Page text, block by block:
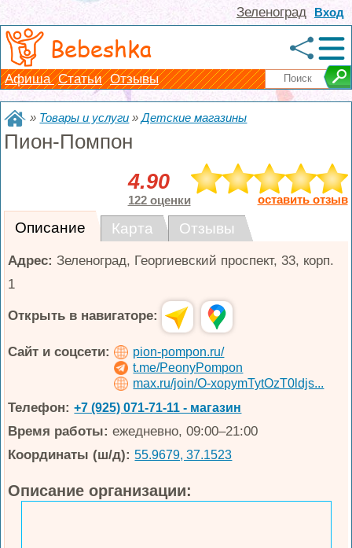
Вход
Зеленоград
Bebeshka
Афиша Статьи Отзывы
» Товары и услуги »Детские магазины
Пион-Помпон
4.90
122 оценки оставить отзыв
Описание Карта Отзывы
Адрес: Зеленоград, Георгиевский проспект, 33, корп.
1
Открыть в навигаторе:
Сайт и соцсети:
pion-pompon.ru/
t.me/PeonyPompon
max.ru/join/O-xopymTytOzT0ldjs...
Телефон: +7 (925) 071-71-11 - магазин
Время работы: ежедневно, 09:00–21:00
Координаты (ш/д): 55.9679, 37.1523
Описание организации: